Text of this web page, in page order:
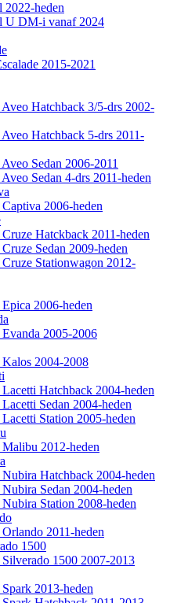
heden
U DM-i vanaf 2024
2015-2021
Hatchback 3/5-drs 2002-
Hatchback 5-drs 2011-
Sedan 2006-2011
Sedan 4-drs 2011-heden
2006-heden
Hatckback 2011-heden
Sedan 2009-heden
Stationwagon 2012-
2006-heden
2005-2006
2004-2008
Hatchback 2004-heden
Sedan 2004-heden
Station 2005-heden
2012-heden
Hatchback 2004-heden
Sedan 2004-heden
Station 2008-heden
2011-heden
1500
1500 2007-2013
2013-heden